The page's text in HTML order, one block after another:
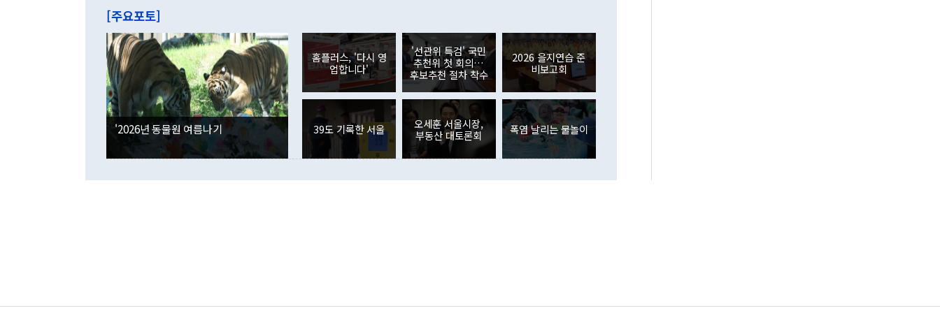
이 9월 러시아 블라디보스토크에서 열리는 '동방경제포럼(EEF)'을 언급하
며 "정부 차원에서 (참석을) 검토하고 있다"고 발언한 데 대해서도 조 장관
은 "그것은 외교부의 몫"이라며 "아직 거기까지 진도가 나가지 않았다"고
잘랐다. 정 장관이 이날 소개한 대북 구상과 설명은 정부 내 조율을 거치지
않았다는 점에서 문제가 있다. 특히 주적 표현 대체와 국호 사용, 9·19 군
사합의 복원, 4자회담 추진 등은 통일부 장관이 결정할 사안이 아니어서 월
권이라는 지적이 나오고 있다. 이 대통령은 정 장관의 업무보고를 듣고 난
뒤 "여기 업무보고에 발표했다고 승인난 건 아니다"라고 재차 확인했다. 정
부의 한 소식통은 "정 장관의 발언 내용은 대부분 국가안전보장회의(NSC)
를 거쳐 결정된 사안이 아닌 정 장관의 개인적 생각에 가깝다"며 "안보 관
련 부처 장관이 정부의 공식 정책이 아닌 사안을 추진하겠다고 업무보고를
하고 대통령의 면전에서 '국군통수권자가 나서야 한다'고 주장한 것은 심각
이나 미국은 북한에 선비핵화를 공식적으로 요구한 적이 없기 때문이다. 지
였던 올해 3월(369억9000만달러)을 넘어선 것이다. 직접투자에서는 내국
인의 해외투자가 80억1000만달러, 외국인의 국내투자가 46억3000만달러
각각 증가했다. 증권투자에서는 외국인의 국내 주식 매도세가 이어졌다. 외
국인의 국내 주식 투자는 차익실현 매도 등의 영향으로 316억1000만달러
감소하며 전월(-310억5000만달러)에 이어 역대 최대 순매도 기록을 다시
경신했다. 외국인의 국내 채권투자는 세계국채지수(WGBI) 자금 유입에도
분기 말 만기도래 영향으로 증가 폭이 줄어든 52억9000만달러를 기록했
다. 내국인의 해외 증권투자는 주식을 중심으로 35억6000만달러 증가했
다. eoyn2@newspim.com
[주요포토]
'2026년 동물원 여름나기
홈플러스, '다시 영
업합니다'
'선관위 특검' 국민
추천위 첫 회의…
후보추천 절차 착수
2026 을지연습 준
비보고회
39도 기록한 서울
오세훈 서울시장,
부동산 대토론회
폭염 날리는 물놀이